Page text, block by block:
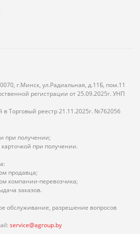
г.Минск, ул.Радиальная, д.11Б, пом.11
регистрации от 25.09.2025г. УНП
Торговый реестр 21.11.2025г. №762056
при получении;
при получении.
продавца;
компании-перевозчика;
заказов.
обслуживание, разрешение вопросов
service@agroup.by